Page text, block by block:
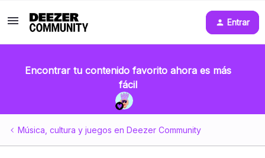
Entrar
Encontrar tu contenido favorito ahora es más
fácil
Música, cultura y juegos en Deezer Community